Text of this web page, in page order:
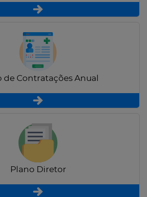
de Contratações Anual
Plano Diretor